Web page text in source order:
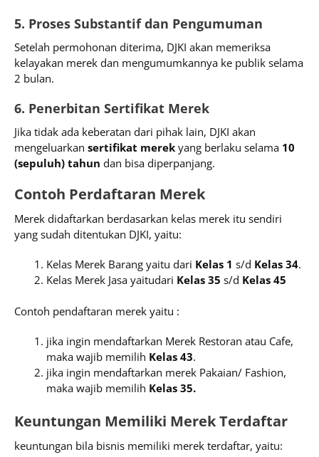
5. Proses Substantif dan Pengumuman
Setelah permohonan diterima, DJKI akan memeriksa
kelayakan merek dan mengumumkannya ke publik selama
2 bulan.
6. Penerbitan Sertifikat Merek
Jika tidak ada keberatan dari pihak lain, DJKI akan
mengeluarkan sertifikat merek yang berlaku selama 10
(sepuluh) tahun dan bisa diperpanjang.
Contoh Perdaftaran Merek
Merek didaftarkan berdasarkan kelas merek itu sendiri
yang sudah ditentukan DJKI, yaitu:
Kelas Merek Barang yaitu dari Kelas 1 s/d Kelas 34.
Kelas Merek Jasa yaitudari Kelas 35 s/d Kelas 45
Contoh pendaftaran merek yaitu :
jika ingin mendaftarkan Merek Restoran atau Cafe,
maka wajib memilih Kelas 43.
jika ingin mendaftarkan merek Pakaian/ Fashion,
maka wajib memilih Kelas 35.
Keuntungan Memiliki Merek Terdaftar
keuntungan bila bisnis memiliki merek terdaftar, yaitu: